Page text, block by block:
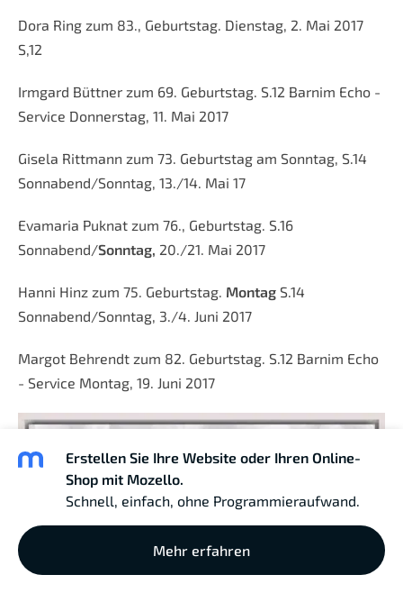
Dora Ring zum 83., Geburtstag. Dienstag, 2. Mai 2017
S,12
Irmgard Büttner zum 69. Geburtstag. S.12 Barnim Echo -
Service Donnerstag, 11. Mai 2017
Gisela Rittmann zum 73. Geburtstag am Sonntag, S.14
Sonnabend/Sonntag, 13./14. Mai 17
Evamaria Puknat zum 76., Geburtstag. S.16
Sonnabend/Sonntag, 20./21. Mai 2017
Hanni Hinz zum 75. Geburtstag. Montag S.14
Sonnabend/Sonntag, 3./4. Juni 2017
Margot Behrendt zum 82. Geburtstag. S.12 Barnim Echo
- Service Montag, 19. Juni 2017
Erstellen Sie Ihre Website oder Ihren Online-
Shop mit Mozello.
Schnell, einfach, ohne Programmieraufwand.
Mehr erfahren